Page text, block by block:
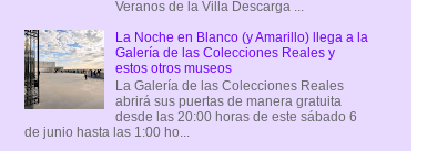
Veranos de la Villa Descarga ...
La Noche en Blanco (y Amarillo) llega a la
Galería de las Colecciones Reales y
estos otros museos
La Galería de las Colecciones Reales
abrirá sus puertas de manera gratuita
desde las 20:00 horas de este sábado 6
de junio hasta las 1:00 ho...